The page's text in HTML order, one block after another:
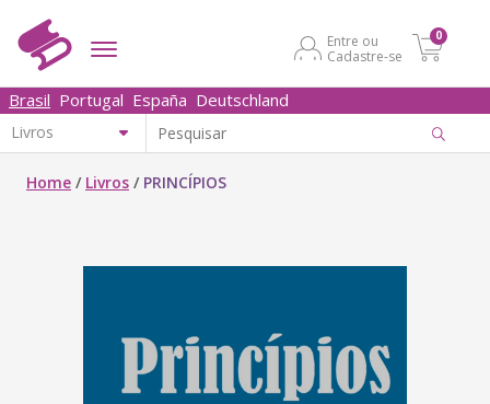
Entre ou
Cadastre-se
0
Brasil Portugal España Deutschland
Home / Livros / PRINCÍPIOS